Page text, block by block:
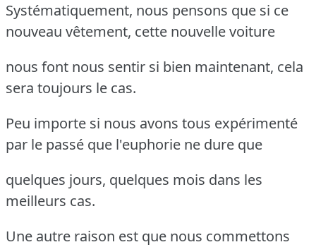
Systématiquement, nous pensons que si ce
nouveau vêtement, cette nouvelle voiture
nous font nous sentir si bien maintenant, cela
sera toujours le cas.
Peu importe si nous avons tous expérimenté
par le passé que l'euphorie ne dure que
quelques jours, quelques mois dans les
meilleurs cas.
Une autre raison est que nous commettons